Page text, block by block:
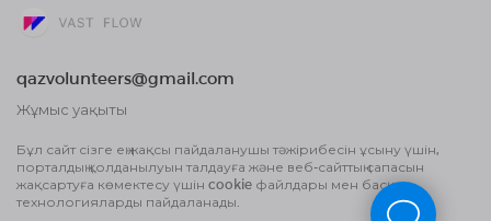
qazvolunteers@gmail.com
Жұмыс уақыты
Жария оферта шарты
Деректерді өңдеу туралы Пайдаланушы
Бұл сайт сізге ең жақсы пайдаланушы тәжірибесін ұсыну үшін,
порталдың қолданылуын талдауға және веб-сайттың сапасын
жақсартуға көмектесу үшін cookie файлдары мен басқа
технологияларды пайдаланады.